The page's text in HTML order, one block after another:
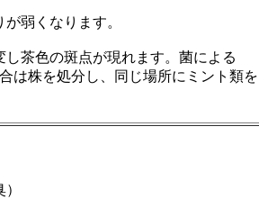
弱くなります。
茶色の斑点が現れます。菌による
は株を処分し、同じ場所にミント類を